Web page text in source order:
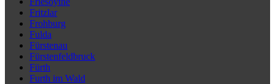
Fritzlar
Frohburg
Fulda
Fürstenau
Fürstenfeldbruck
Fürth
Furth im Wald